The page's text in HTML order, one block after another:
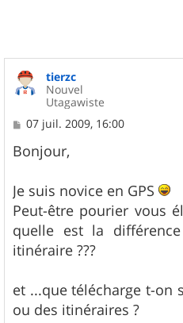
tierzc
Nouvel
Utagawiste
M
s
s
g
e
07 juil. 2009, 16:00
Bonjour,
Je suis novice en GPS
Peut-être pourier vous
quelle est la
itinéraire ???
et ...que télécharge t-on
ou des itinéraires ?